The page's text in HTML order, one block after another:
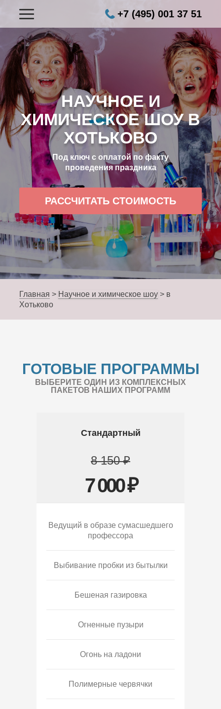
+7 (495) 001 37 51
НАУЧНОЕ И
ХИМИЧЕСКОЕ ШОУ В
ХОТЬКОВО
Под ключ с оплатой по факту
проведения праздника
РАССЧИТАТЬ СТОИМОСТЬ
Главная > Научное и химическое шоу > в
Хотьково
ГОТОВЫЕ ПРОГРАММЫ
ВЫБЕРИТЕ ОДИН ИЗ КОМПЛЕКСНЫХ
ПАКЕТОВ НАШИХ ПРОГРАММ
Стандартный
8 150 ₽
7 000 ₽
Ведущий в образе сумасшедшего
профессора
Выбивание пробки из бытылки
Бешеная газировка
Огненные пузыри
Огонь на ладони
Полимерные червячки